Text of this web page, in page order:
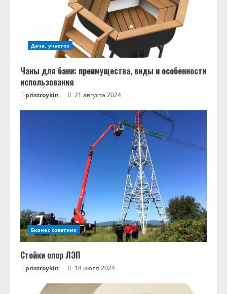
Дача, участок
Чаны для бани: преимущества, виды и особенности
использования
pristroykin_ 21 августа 2024
Бизнес советник
Стойки опор ЛЭП
pristroykin_ 18 июля 2024